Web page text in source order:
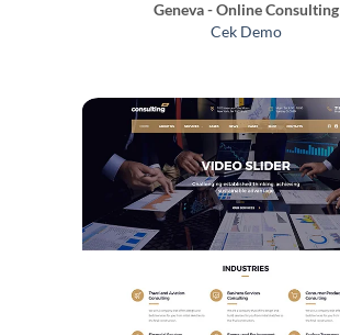
Geneva - Online Consulting
Cek Demo